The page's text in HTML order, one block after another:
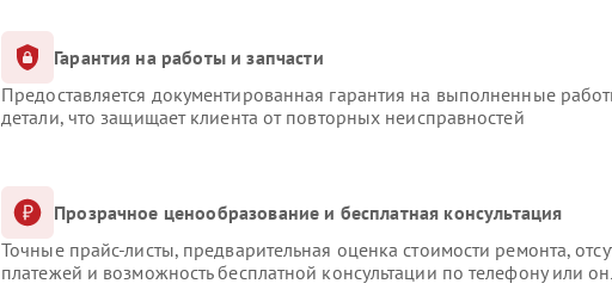
Гарантия на работы и запчасти
Предоставляется документированная гарантия на выполненные
детали, что защищает клиента от повторных неисправностей
Прозрачное ценообразование и бесплатная консультация
Точные прайс-листы, предварительная оценка стоимости ремонта,
платежей и возможность бесплатной консультации по телефону или